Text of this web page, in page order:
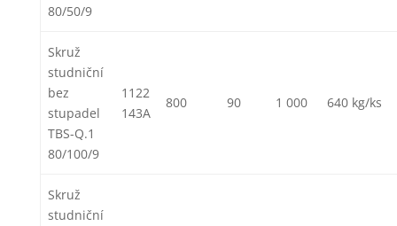
80/50/9
Skruž
studniční
bez
stupadel
TBS-Q.1
80/100/9
1122
143A
800 90 1 000 640 kg/ks
Skruž
studniční